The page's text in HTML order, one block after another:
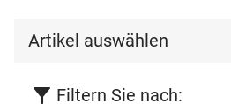
Artikel auswählen
Filtern Sie nach: